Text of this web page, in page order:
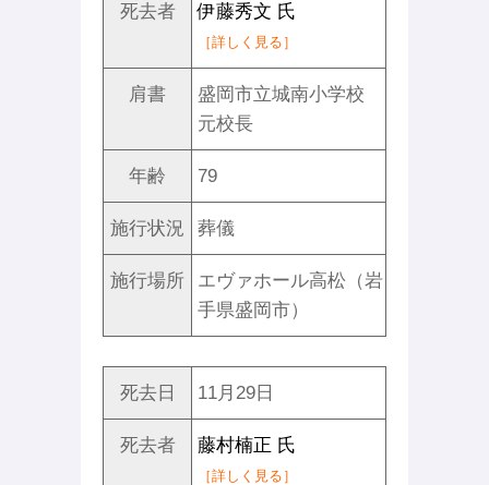
死去者 伊藤秀文 氏
［詳しく見る］
肩書
盛岡市立城南小学校
元校長
年齢 79
施行状況 葬儀
施行場所
エヴァホール高松（岩
手県盛岡市）
死去日 11月29日
死去者 藤村楠正 氏
［詳しく見る］